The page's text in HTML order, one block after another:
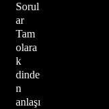
Sorul
ar
Tam
olara
k
dinde
n
anlaşı